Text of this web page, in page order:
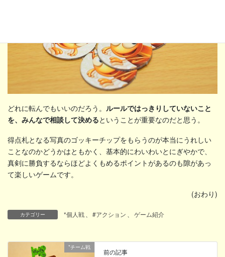
どれに転んでもいいのだろう。 ルールではっきりしていないこと
を、みんなで相談して決めるということが重要なのだと思う。
得点札となる写真のゴッキーチップをもらうのが本当にうれしい
ことなのかどうかはともかく、基本的にわいわいとにぎやかで、
真剣に勝負するならほどよくもめるポイントがあるのも隙があっ
て楽しいゲームです。
(おわり)
カテゴリー *個人戦 #アクション ゲーム紹介
*チーム戦
前の記事